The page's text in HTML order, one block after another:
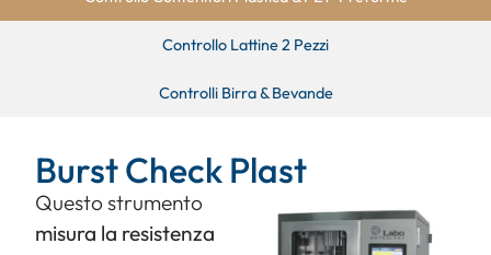
Controllo Lattine 2 Pezzi
Controlli Birra & Bevande
Burst Check Plast
Questo strumento
misura la resistenza